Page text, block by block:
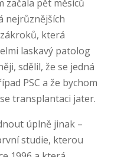
začala pět měsíců
nejrůznějších
která
laskavý patolog
sdělil, že se jedná
PSC a že bychom
transplantaci jater.
úplně jinak –
studie, kterou